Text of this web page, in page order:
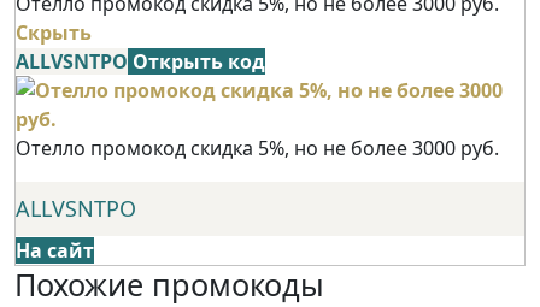
Скрыть
ALLVSNTPO Открыть код
Отелло промокод скидка 5%, но не более 3000 руб.
ALLVSNTPO
На сайт
Похожие промокоды